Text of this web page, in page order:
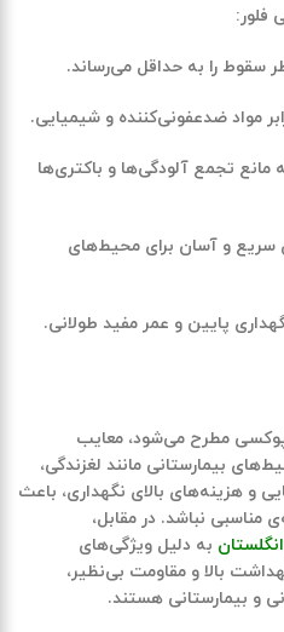
فلور:
سقوط را به حداقل می‌رساند.
مواد ضدعفونی‌کننده و شیمیایی.
تجمع آلودگی‌ها و باکتری‌ها
سریع و آسان برای محیط‌های
پایین و عمر مفید طولانی.
مطرح می‌شود، معایب
بیمارستانی مانند لغزندگی،
و هزینه‌های بالای نگهداری، باعث
نباشد. در مقابل،
به دلیل ویژگی‌های
بالا و مقاومت بی‌نظیر،
و بیمارستانی هستند.